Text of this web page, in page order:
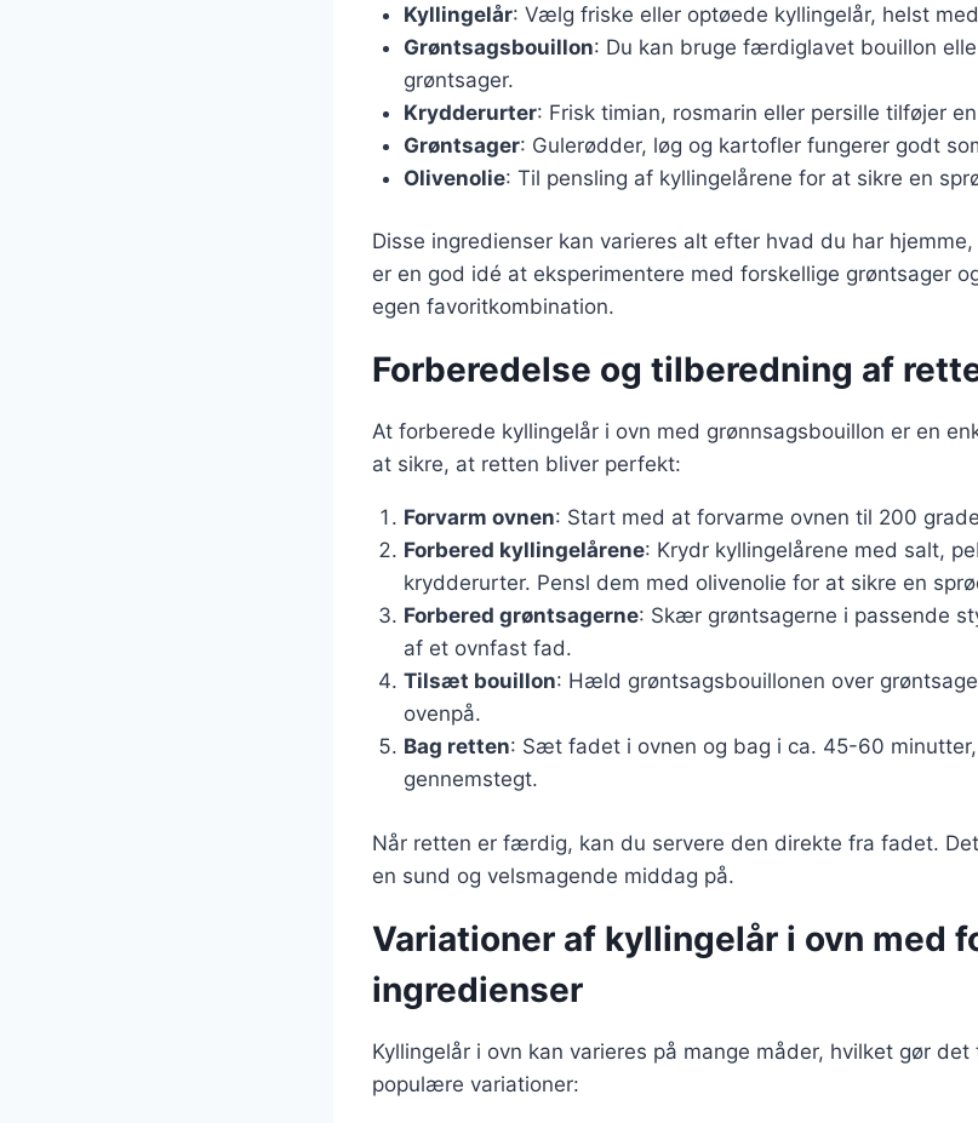
Kyllingelår: Vælg friske eller optøede kyllingelår, helst
Grøntsagsbouillon: Du kan bruge færdiglavet bouillon
grøntsager.
Krydderurter: Frisk timian, rosmarin eller persille tilføjer
Grøntsager: Gulerødder, løg og kartofler fungerer godt
Olivenolie: Til pensling af kyllingelårene for at sikre en
Disse ingredienser kan varieres alt efter hvad du har
er en god idé at eksperimentere med forskellige grøntsager
egen favoritkombination.
Forberedelse og tilberedning af
At forberede kyllingelår i ovn med grønnsagsbouillon er en
at sikre, at retten bliver perfekt:
Forvarm ovnen: Start med at forvarme ovnen til 200
Forbered kyllingelårene: Krydr kyllingelårene med salt,
krydderurter. Pensl dem med olivenolie for at sikre en
Forbered grøntsagerne: Skær grøntsagerne i passende
af et ovnfast fad.
Tilsæt bouillon: Hæld grøntsagsbouillonen over
ovenpå.
Bag retten: Sæt fadet i ovnen og bag i ca. 45-60
gennemstegt.
Når retten er færdig, kan du servere den direkte fra fadet.
en sund og velsmagende middag på.
Variationer af kyllingelår i ovn med
ingredienser
Kyllingelår i ovn kan varieres på mange måder, hvilket gør
populære variationer: